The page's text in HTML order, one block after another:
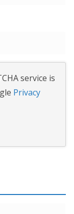
service is
Privacy